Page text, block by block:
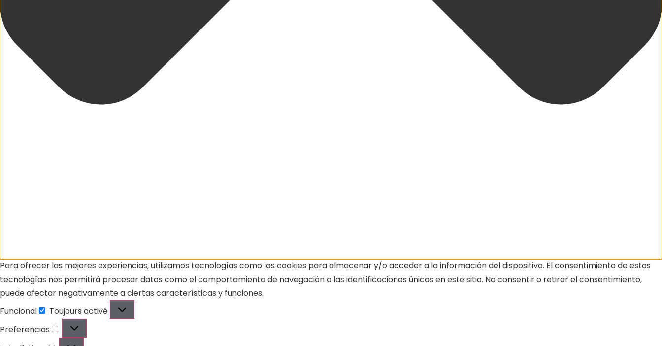
Para ofrecer las mejores experiencias, utilizamos tecnologías como las cookies para almacenar y/o acceder a la información del dispositivo. El consentimiento de estas
tecnologías nos permitirá procesar datos como el comportamiento de navegación o las identificaciones únicas en este sitio. No consentir o retirar el consentimiento,
puede afectar negativamente a ciertas características y funciones.
Funcional
Toujours activé
Preferencias